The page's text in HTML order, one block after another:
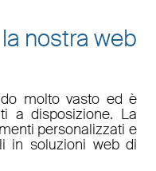
nostra web
molto vasto ed è
a disposizione. La
personalizzati e
in soluzioni web di